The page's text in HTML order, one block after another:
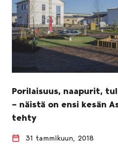
Porilaisuus, naapurit,
– näistä on ensi kesän
tehty
31 tammikuun, 2018